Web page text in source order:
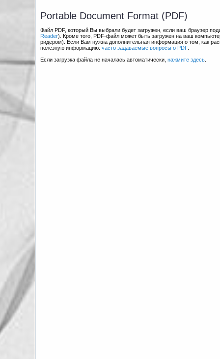
Portable Document Format (PDF)
Файл PDF, который Вы выбрали будет загружен, если ваш браузер
Reader). Кроме того, PDF-файл может быть загружен на ваш
ридером). Если Вам нужна дополнительная информация о том, как
полезную информацию:часто задаваемые вопросы о PDF.
Если загрузка файла не началась автоматически,нажмите здесь